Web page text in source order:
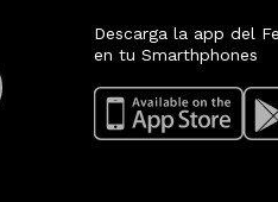
Descarga la app del
en tu Smarthphones